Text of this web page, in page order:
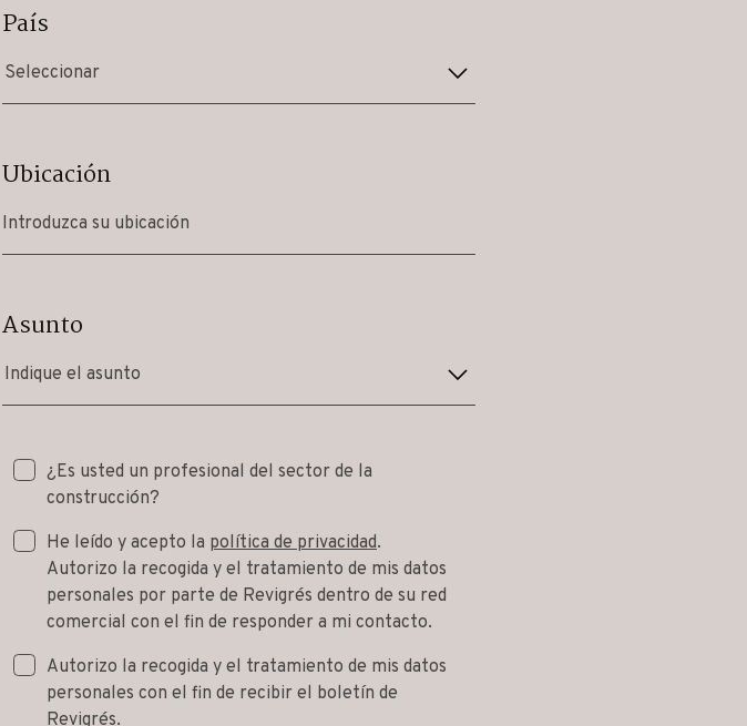
País
Seleccionar
Ubicación
Asunto
Indique el asunto
¿Es usted un profesional del sector de la
construcción?
He leído y acepto la política de privacidad.
Autorizo la recogida y el tratamiento de mis datos
personales por parte de Revigrés dentro de su red
comercial con el fin de responder a mi contacto.
Autorizo la recogida y el tratamiento de mis datos
personales con el fin de recibir el boletín de
Revigrés.